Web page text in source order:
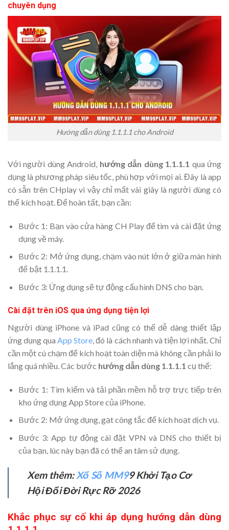
chuyên dụng
Hướng dẫn dùng 1.1.1.1 cho Android
Với người dùng Android, hướng dẫn dùng 1.1.1.1 qua ứng
dụng là phương pháp siêu tốc, phù hợp với mọi ai. Đây là app
có sẵn trên CHplay vì vậy chỉ mất vài giây là người dùng có
thể kích hoạt. Để hoàn tất, bạn cần:
Bước 1: Bạn vào cửa hàng CH Play để tìm và cài đặt ứng
dụng về máy.
Bước 2: Mở ứng dụng, chạm vào nút lớn ở giữa màn hình
để bật 1.1.1.1.
Bước 3: Ứng dụng sẽ tự động cấu hình DNS cho bạn.
Cài đặt trên iOS qua ứng dụng tiện lợi
Người dùng iPhone và iPad cũng có thể dễ dàng thiết lập
ứng dụng qua App Store , đó là cách nhanh và tiện lợi nhất. Chỉ
cần một cú chạm để kích hoạt toàn diện mà không cần phải lo
lắng quá nhiều. Các bước hướng dẫn dùng 1.1.1.1 cụ thể:
Bước 1: Tìm kiếm và tải phần mềm hỗ trợ trực tiếp trên
kho ứng dụng App Store của iPhone.
Bước 2: Mở ứng dụng, gạt công tắc để kích hoạt dịch vụ.
Bước 3: App tự động cài đặt VPN và DNS cho thiết bị
của bạn, lúc này bạn đã có thể an tâm sử dụng.
Xem thêm: Xổ Số MM99 Khởi Tạo Cơ
Hội Đổi Đời Rực Rỡ 2026
Khắc phục sự cố khi áp dụng hướng dẫn dùng